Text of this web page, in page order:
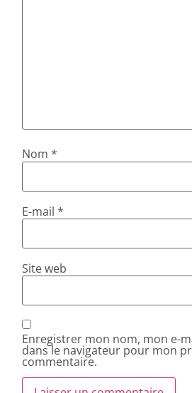
Nom*
E-mail*
Site web
Enregistrer mon nom, mon e-
dans le navigateur pour mon
commentaire.